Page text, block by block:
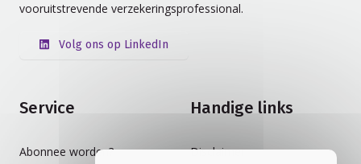
vooruitstrevende verzekeringsprofessional.
Volg ons op LinkedIn
Service
Abonnee worden?
Handige links
Disclaimer